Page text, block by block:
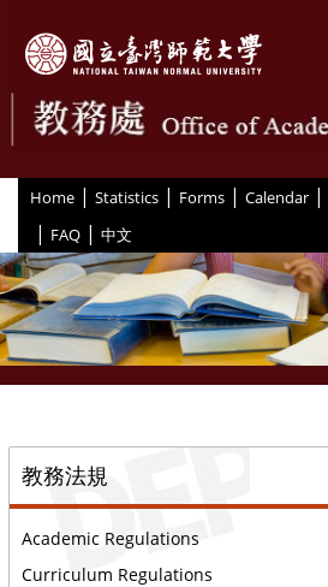
Home | Statistics | Forms | Calendar |
| FAQ | 中文
教務法規
Academic Regulations
Curriculum Regulations